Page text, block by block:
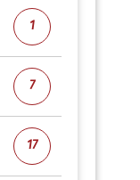
1
7
17